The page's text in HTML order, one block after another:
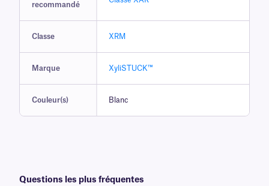
recommandé
Classe XRM
Marque XyliSTUCK™
Couleur(s) Blanc
Questions les plus fréquentes